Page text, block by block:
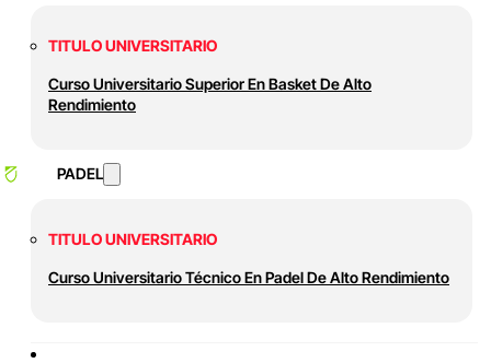
TITULO UNIVERSITARIO
Curso Universitario Superior En Basket De Alto
Rendimiento
PADEL
TITULO UNIVERSITARIO
Curso Universitario Técnico En Padel De Alto Rendimiento